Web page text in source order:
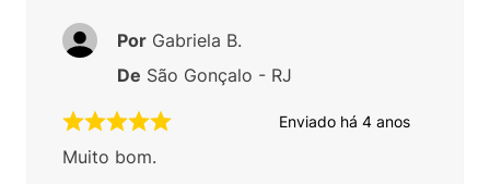
Enviado há 4 anos
Muito bom.
Por Gabriela B.
De São Gonçalo - RJ